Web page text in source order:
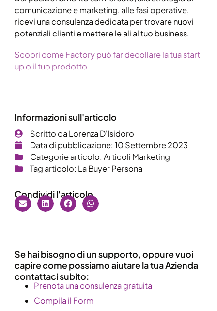
comunicazione e marketing, alle fasi operative,
ricevi una consulenza dedicata per trovare nuovi
potenziali clienti e mettere le ali al tuo business.
Scopri come Factory può far decollare la tua start
up o il tuo prodotto.
Informazioni sull'articolo
Scritto daLorenza D'Isidoro
Data di pubblicazione: 10 Settembre 2023
Categorie articolo: Articoli Marketing
Tag articolo: La Buyer Persona
Condividi l'articolo
Se hai bisogno di un supporto, oppure vuoi
capire come possiamo aiutare la tua Azienda
contattaci subito:
​Prenota una consulenza gratuita
Compila il Form